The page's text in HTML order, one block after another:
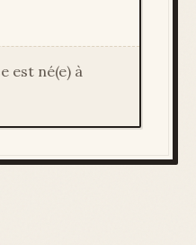
est né(e) à